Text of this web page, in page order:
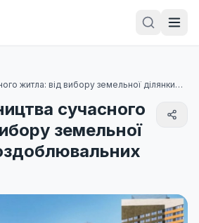
житла: від вибору земельної ділянки
сучасного
земельної